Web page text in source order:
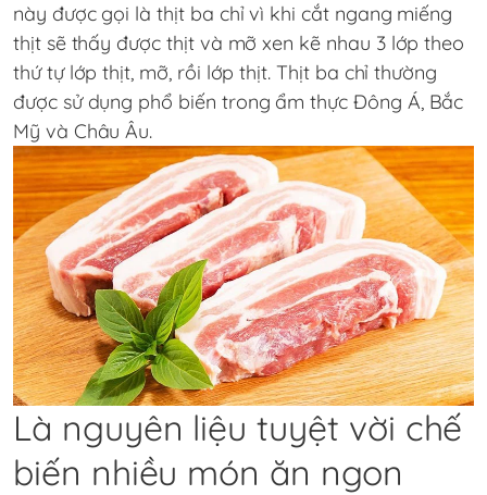
này được gọi là thịt ba chỉ vì khi cắt ngang miếng
thịt sẽ thấy được thịt và mỡ xen kẽ nhau 3 lớp theo
thứ tự lớp thịt, mỡ, rồi lớp thịt. Thịt ba chỉ thường
được sử dụng phổ biến trong ẩm thực Đông Á, Bắc
Mỹ và Châu Âu.
Là nguyên liệu tuyệt vời chế
biến nhiều món ăn ngon